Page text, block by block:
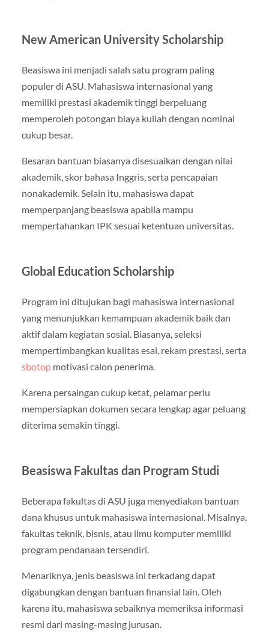
New American University Scholarship
Beasiswa ini menjadi salah satu program paling
populer di ASU. Mahasiswa internasional yang
memiliki prestasi akademik tinggi berpeluang
memperoleh potongan biaya kuliah dengan nominal
cukup besar.
Besaran bantuan biasanya disesuaikan dengan nilai
akademik, skor bahasa Inggris, serta pencapaian
nonakademik. Selain itu, mahasiswa dapat
memperpanjang beasiswa apabila mampu
mempertahankan IPK sesuai ketentuan universitas.
Global Education Scholarship
Program ini ditujukan bagi mahasiswa internasional
yang menunjukkan kemampuan akademik baik dan
aktif dalam kegiatan sosial. Biasanya, seleksi
mempertimbangkan kualitas esai, rekam prestasi, serta
sbotopmotivasi calon penerima.
Karena persaingan cukup ketat, pelamar perlu
mempersiapkan dokumen secara lengkap agar peluang
diterima semakin tinggi.
Beasiswa Fakultas dan Program Studi
Beberapa fakultas di ASU juga menyediakan bantuan
dana khusus untuk mahasiswa internasional. Misalnya,
fakultas teknik, bisnis, atau ilmu komputer memiliki
program pendanaan tersendiri.
Menariknya, jenis beasiswa ini terkadang dapat
digabungkan dengan bantuan finansial lain. Oleh
karena itu, mahasiswa sebaiknya memeriksa informasi
resmi dari masing-masing jurusan.